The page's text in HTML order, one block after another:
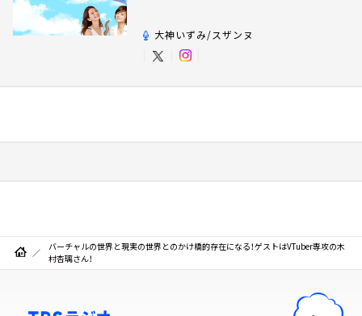
大神いずみ/スザンヌ
バーチャルの世界と現実の世界とのかけ橋的存在になる！ゲストはVTuber専攻の木
村杏璃さん！